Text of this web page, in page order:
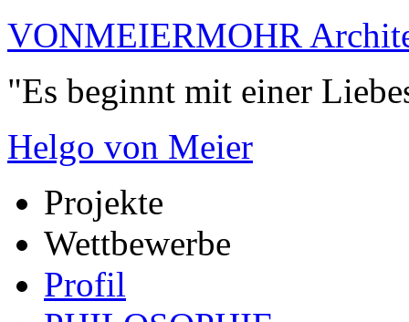
VONMEIERMOHR
"Es beginnt mit einer
Helgo von Meier
Projekte
Wettbewerbe
Profil